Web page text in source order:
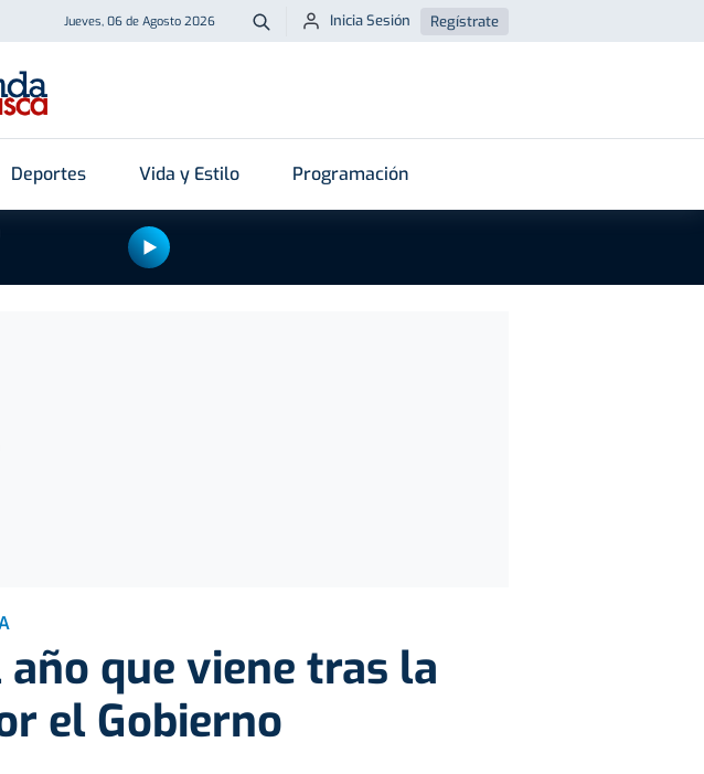
Jueves, 06 de Agosto 2026 Buscar
Inicia Sesión Regístrate
Deportes Vida y Estilo Programación
que viene tras la
el Gobierno